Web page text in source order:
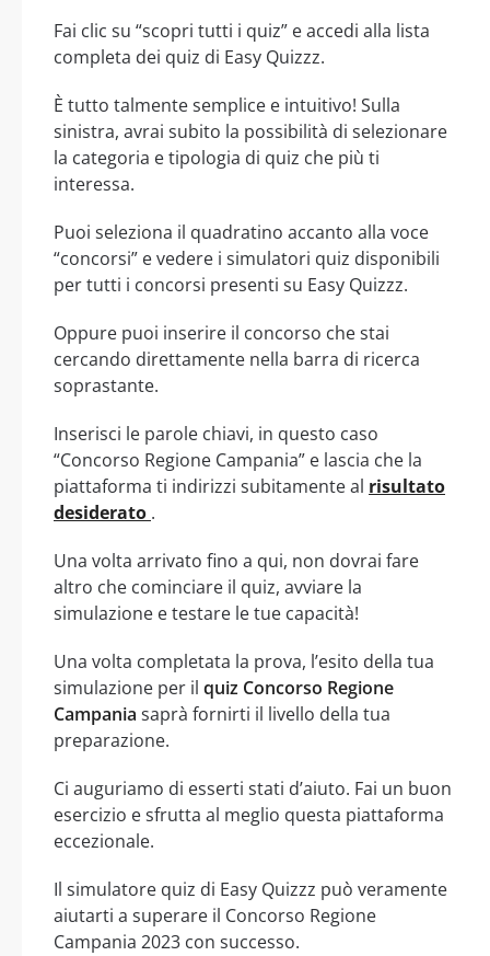
Fai clic su “scopri tutti i quiz” e accedi alla lista
completa dei quiz di Easy Quizzz.
È tutto talmente semplice e intuitivo! Sulla
sinistra, avrai subito la possibilità di selezionare
la categoria e tipologia di quiz che più ti
interessa.
Puoi seleziona il quadratino accanto alla voce
“concorsi” e vedere i simulatori quiz disponibili
per tutti i concorsi presenti su Easy Quizzz.
Oppure puoi inserire il concorso che stai
cercando direttamente nella barra di ricerca
soprastante.
Inserisci le parole chiavi, in questo caso
“Concorso Regione Campania” e lascia che la
piattaforma ti indirizzi subitamente al risultato
desiderato .
Una volta arrivato fino a qui, non dovrai fare
altro che cominciare il quiz, avviare la
simulazione e testare le tue capacità!
Una volta completata la prova, l’esito della tua
simulazione per il quiz Concorso Regione
Campania saprà fornirti il livello della tua
preparazione.
Ci auguriamo di esserti stati d’aiuto. Fai un buon
esercizio e sfrutta al meglio questa piattaforma
eccezionale.
Il simulatore quiz di Easy Quizzz può veramente
aiutarti a superare il Concorso Regione
Campania 2023 con successo.